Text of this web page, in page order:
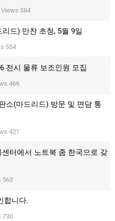
Views 584
드) 만찬 초청, 5월 9일
554
전시 물류 보조인원 모집
466
소(마드리드) 방문 및 면담 통
421
터에서 노트북 좀 한국으로 갖
563
합니다.
730